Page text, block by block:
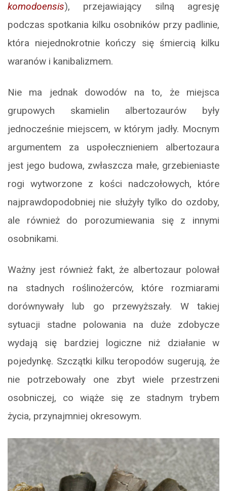
komodoensis), przejawiający silną agresję
podczas spotkania kilku osobników przy padlinie,
która niejednokrotnie kończy się śmiercią kilku
waranów i kanibalizmem.
Nie ma jednak dowodów na to, że miejsca
grupowych skamielin albertozaurów były
jednocześnie miejscem, w którym jadły. Mocnym
argumentem za uspołecznieniem albertozaura
jest jego budowa, zwłaszcza małe, grzebieniaste
rogi wytworzone z kości nadczołowych, które
najprawdopodobniej nie służyły tylko do ozdoby,
ale również do porozumiewania się z innymi
osobnikami.
Ważny jest również fakt, że albertozaur polował
na stadnych roślinożerców, które rozmiarami
dorównywały lub go przewyższały. W takiej
sytuacji stadne polowania na duże zdobycze
wydają się bardziej logiczne niż działanie w
pojedynkę. Szczątki kilku teropodów sugerują, że
nie potrzebowały one zbyt wiele przestrzeni
osobniczej, co wiąże się ze stadnym trybem
życia, przynajmniej okresowym.